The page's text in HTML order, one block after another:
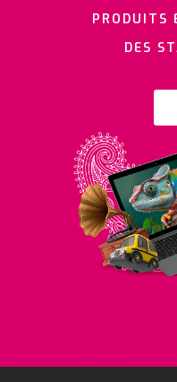
PRODUITS
DES